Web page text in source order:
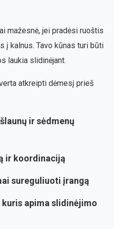
mažesnė, jei pradėsi ruoštis
į kalnus. Tavo kūnas turi būti
laukia slidinėjant.
atkreipti dėmesį prieš
ir sėdmenų
ir koordinaciją
sureguliuoti įrangą
apima slidinėjimo